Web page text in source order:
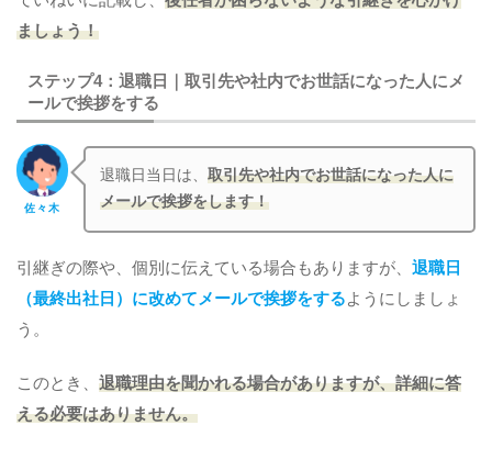
ましょう！
ステップ4：退職日｜取引先や社内でお世話になった人にメ
ールで挨拶をする
佐々木
退職日当日は、取引先や社内でお世話になった人に
メールで挨拶をします！
引継ぎの際や、個別に伝えている場合もありますが、 退職日
（最終出社日）に改めてメールで挨拶をするようにしましょ
う。
このとき、 退職理由を聞かれる場合がありますが、詳細に答
える必要はありません。